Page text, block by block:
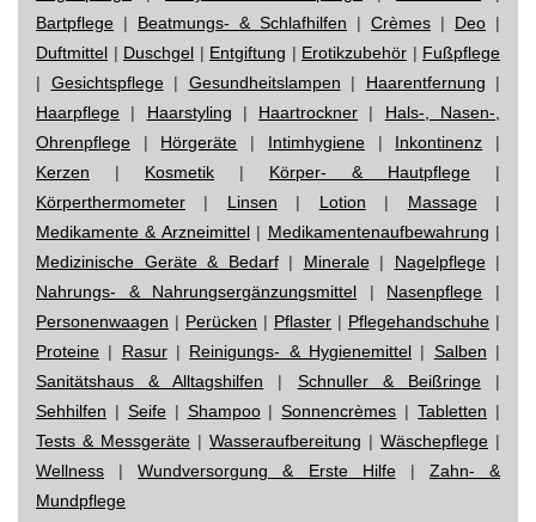
Bartpflege | Beatmungs- & Schlafhilfen | Crèmes | Deo |
Duftmittel | Duschgel | Entgiftung | Erotikzubehör | Fußpflege
| Gesichtspflege| Gesundheitslampen | Haarentfernung |
Haarpflege | Haarstyling | Haartrockner | Hals-, Nasen-,
Ohrenpflege | Hörgeräte | Intimhygiene| Inkontinenz |
Kerzen | Kosmetik | Körper- & Hautpflege |
Körperthermometer | Linsen | Lotion | Massage|
Medikamente & Arzneimittel| Medikamentenaufbewahrung |
Medizinische Geräte & Bedarf| Minerale| Nagelpflege|
Nahrungs- & Nahrungsergänzungsmittel | Nasenpflege |
Personenwaagen | Perücken | Pflaster | Pflegehandschuhe |
Proteine | Rasur| Reinigungs- & Hygienemittel | Salben |
Sanitätshaus & Alltagshilfen | Schnuller & Beißringe|
Sehhilfen | Seife| Shampoo|Sonnencrèmes |Tabletten |
Tests & Messgeräte | Wasseraufbereitung | Wäschepflege |
Wellness |Wundversorgung & Erste Hilfe| Zahn- &
Mundpflege